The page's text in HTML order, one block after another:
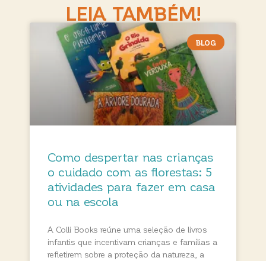
LEIA TAMBÉM!
BLOG
Como despertar nas crianças
o cuidado com as florestas: 5
atividades para fazer em casa
ou na escola
A Colli Books reúne uma seleção de livros
infantis que incentivam crianças e famílias a
refletirem sobre a proteção da natureza, a